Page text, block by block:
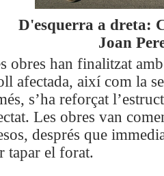
D'esquerra a dreta:
Joan
obres han finalitzat
afectada, així com la
s’ha reforçat
Les obres van
després que
tapar el forat.